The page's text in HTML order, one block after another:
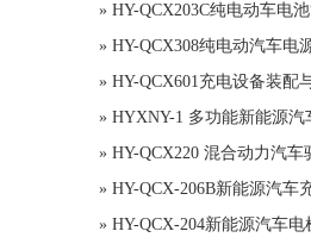
» HY-QCX203C纯电动车电
» HY-QCX308纯电动汽车电
» HY-QCX601充电设备装配
» HYXNY-1 多功能新能源汽
» HY-QCX220 混合动力汽
» HY-QCX-206B新能源汽车
» HY-QCX-204新能源汽车